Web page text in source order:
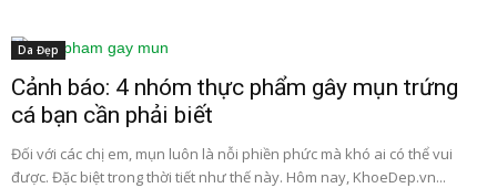
Da Đẹp
Cảnh báo: 4 nhóm thực phẩm gây mụn trứng
cá bạn cần phải biết
Đối với các chị em, mụn luôn là nỗi phiền phức mà khó ai có thể vui
được. Đặc biệt trong thời tiết như thế này. Hôm nay, KhoeDep.vn...